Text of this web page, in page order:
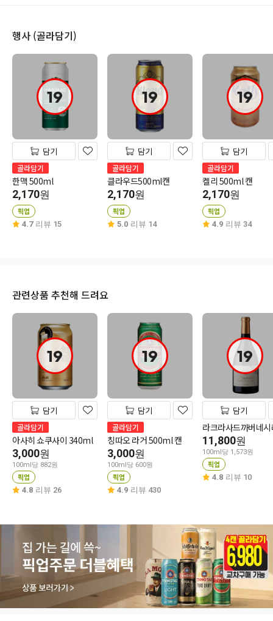
행사 (골라담기)
19
담기
골라담기
한맥 500ml
2,170원
픽업
4.7 리뷰 15
19
담기
골라담기
클라우드500ml캔
2,170원
픽업
5.0 리뷰 14
19
담기
골라담기
켈리 500ml 캔
2,170원
픽업
4.9 리뷰 34
관련상품 추천해 드려요
19
담기
골라담기
아사히 쇼쿠사이 340ml
3,000원
100ml당 882원
픽업
4.8 리뷰 26
19
담기
골라담기
칭따오 라거 500ml 캔
3,000원
100ml당 600원
픽업
4.9 리뷰 430
19
담기
라크라사드까버네시
11,800원
100ml당 1,573원
픽업
4.8 리뷰 10